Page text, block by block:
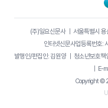
(주)일요신문사｜ 서울특별시
인터넷신문사업등록번호
발행인/편집인: 김원양｜ 청소년보호책
E-
Copyright ©